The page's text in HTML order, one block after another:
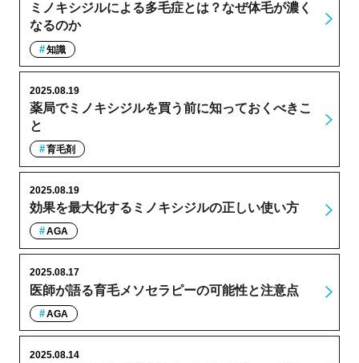
ミノキシジルによる多毛症とは？なぜ体毛が濃く
なるのか
知識
薬局でミノキシジルを買う前に知っておくべきこ
と
2025.08.19
育毛剤
効果を最大化するミノキシジルの正しい使い方
2025.08.19
AGA
医師が語る育毛メソセラピーの可能性と注意点
2025.08.17
AGA
2025.08.14